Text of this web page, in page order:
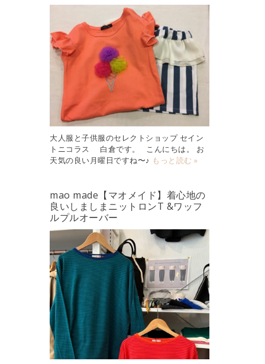
大人服と子供服のセレクトショップ セイン
トニコラス 白倉です。 こんにちは。 お
天気の良い月曜日ですね〜♪ もっと読む »
mao made【マオメイド】着心地の
良いしましまニットロンT &ワッフ
ルプルオーバー